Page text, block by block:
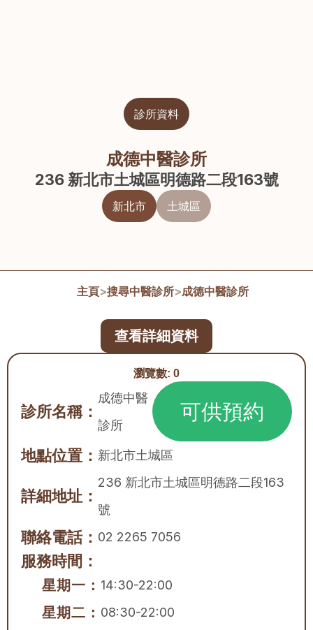
診所資料
成德中醫診所
236 新北市土城區明德路二段163號
新北市 土城區
主頁>搜尋中醫診所>成德中醫診所
瀏覽數: 0
診所名稱：
成德中醫
診所
可供預約
地點位置： 新北市土城區
詳細地址：
236 新北市土城區明德路二段163
號
聯絡電話： 02 2265 7056
服務時間：
星期一： 14:30-22:00
星期二： 08:30-22:00
查看詳細資料